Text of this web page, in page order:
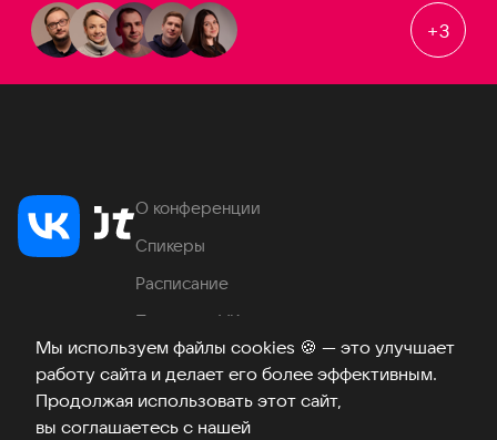
Мы используем файлы cookies 🍪 — это улучшает
работу сайта и делает его более эффективным.
Продолжая использовать этот сайт,
вы соглашаетесь с нашей
+3
О конференции
Спикеры
Расписание
Продукты VK
Место проведения
Часто задаваемые вопросы